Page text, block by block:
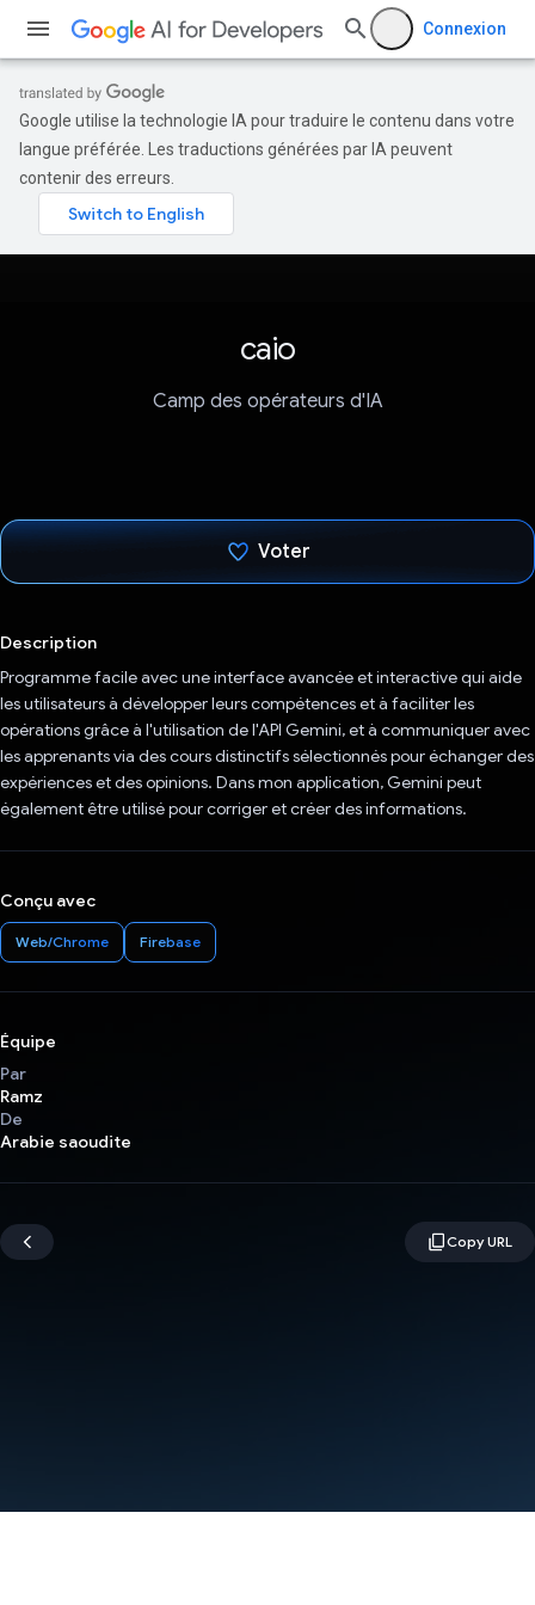
Connexion
Google utilise la technologie IA pour traduire le contenu dans votre
langue préférée. Les traductions générées par IA peuvent
contenir des erreurs.
caio
Camp des opérateurs d'IA
Voter
Description
Programme facile avec une interface avancée et interactive qui aide
les utilisateurs à développer leurs compétences et à faciliter les
opérations grâce à l'utilisation de l'API Gemini, et à communiquer avec
les apprenants via des cours distinctifs sélectionnés pour échanger des
expériences et des opinions. Dans mon application, Gemini peut
également être utilisé pour corriger et créer des informations.
Conçu avec
Web/Chrome Firebase
Équipe
Par
Ramz
De
Arabie saoudite